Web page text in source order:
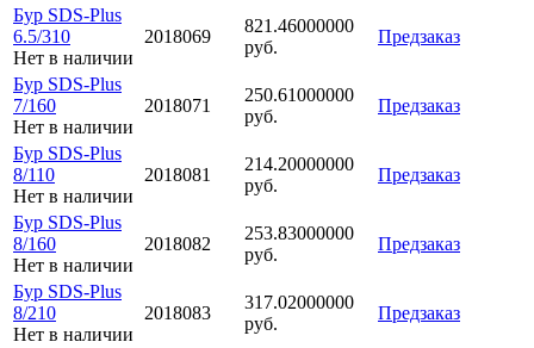
Бур SDS-Plus
6.5/310
Нет в наличии
2018069
821.46000000
руб.
Предзаказ
Бур SDS-Plus
7/160
Нет в наличии
2018071
250.61000000
руб.
Предзаказ
Бур SDS-Plus
8/110
Нет в наличии
2018081
214.20000000
руб.
Предзаказ
Бур SDS-Plus
8/160
Нет в наличии
2018082
253.83000000
руб.
Предзаказ
Бур SDS-Plus
8/210
Нет в наличии
2018083
317.02000000
руб.
Предзаказ